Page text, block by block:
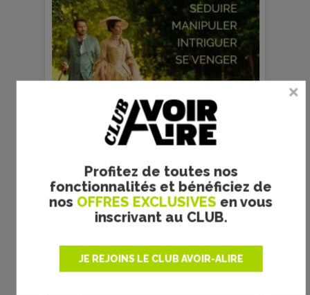
Profitez de toutes nos
fonctionnalités et bénéficiez de
nos OFFRES EXCLUSIVES en vous
inscrivant au CLUB.
JE REJOINS LE CLUB AVOIR-ALIRE
Copyright Pyramide Distribution
prec suiv